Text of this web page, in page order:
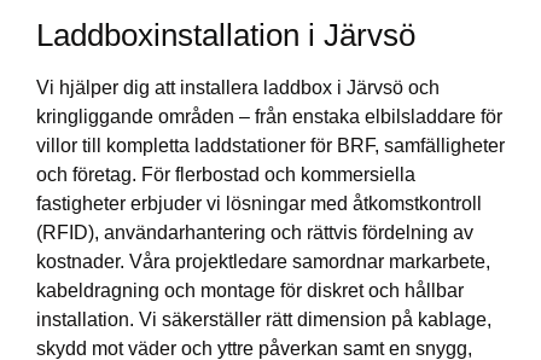
Laddboxinstallation i Järvsö
Vi hjälper dig att installera laddbox i Järvsö och
kringliggande områden – från enstaka elbilsladdare för
villor till kompletta laddstationer för BRF, samfälligheter
och företag. För flerbostad och kommersiella
fastigheter erbjuder vi lösningar med åtkomstkontroll
(RFID), användarhantering och rättvis fördelning av
kostnader. Våra projektledare samordnar markarbete,
kabeldragning och montage för diskret och hållbar
installation. Vi säkerställer rätt dimension på kablage,
skydd mot väder och yttre påverkan samt en snygg,